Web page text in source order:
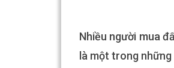
Nhiều người mua
là một trong